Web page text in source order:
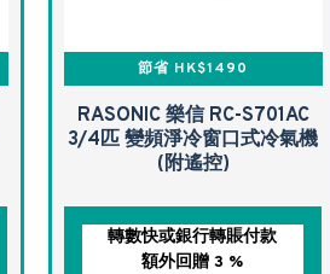
節省 HK$1490
RASONIC 樂信 RC-S701AC
3/4匹 變頻淨冷窗口式冷氣機
(附遙控)
轉數快或銀行轉賬付款
額外回贈 3 %